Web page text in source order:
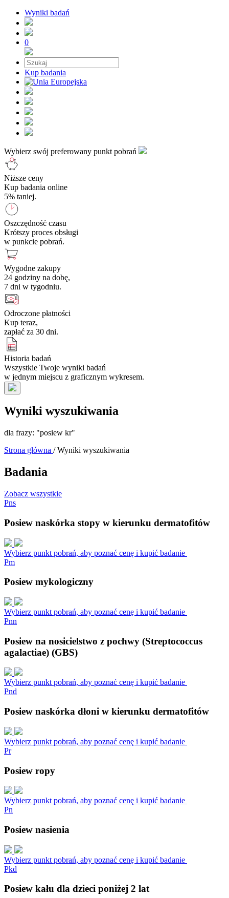
Wyniki badań
0
Kup badania
Wybierz swój preferowany punkt pobrań
Niższe ceny
Kup badania online
5% taniej.
Oszczędność czasu
Krótszy proces obsługi
w punkcie pobrań.
Wygodne zakupy
24 godziny na dobę,
7 dni w tygodniu.
Odroczone płatności
Kup teraz,
zapłać za 30 dni.
Historia badań
Wszystkie Twoje wyniki badań
w jednym miejscu z graficznym wykresem.
Wyniki wyszukiwania
dla frazy: "posiew kr"
Strona główna / Wyniki wyszukiwania
Badania
Zobacz wszystkie
Pns
Posiew naskórka stopy w kierunku dermatofitów
Wybierz punkt pobrań, aby poznać cenę i kupić badanie
Pm
Posiew mykologiczny
Wybierz punkt pobrań, aby poznać cenę i kupić badanie
Pnn
Posiew na nosicielstwo z pochwy (Streptococcus
agalactiae) (GBS)
Wybierz punkt pobrań, aby poznać cenę i kupić badanie
Pnd
Posiew naskórka dłoni w kierunku dermatofitów
Wybierz punkt pobrań, aby poznać cenę i kupić badanie
Pr
Posiew ropy
Wybierz punkt pobrań, aby poznać cenę i kupić badanie
Pn
Posiew nasienia
Wybierz punkt pobrań, aby poznać cenę i kupić badanie
Pkd
Posiew kału dla dzieci poniżej 2 lat